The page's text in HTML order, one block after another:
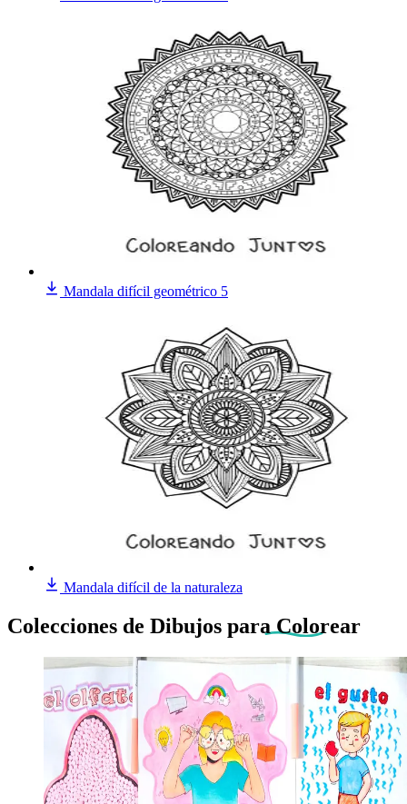
Mandala difícil geométrico 5
Mandala difícil de la naturaleza
Colecciones de Dibujos para Colorear